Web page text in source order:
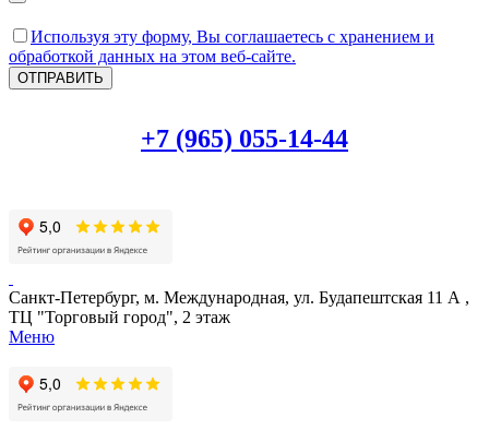
Используя эту форму, Вы соглашаетесь с хранением и
обработкой данных на этом веб-сайте.
+7 (965) 055-14-44
Санкт-Петербург, м. Международная, ул. Будапештская 11 А ,
ТЦ "Торговый город", 2 этаж
Меню